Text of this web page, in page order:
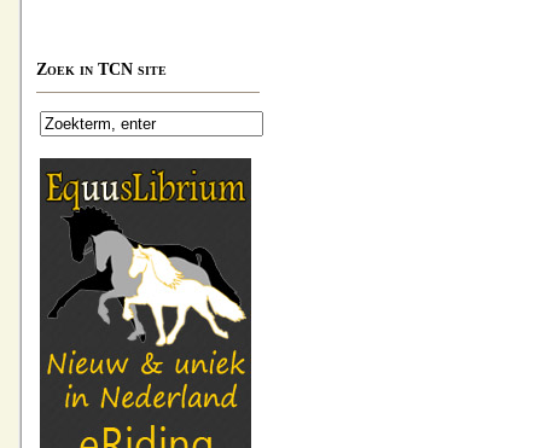
Zoek in TCN site